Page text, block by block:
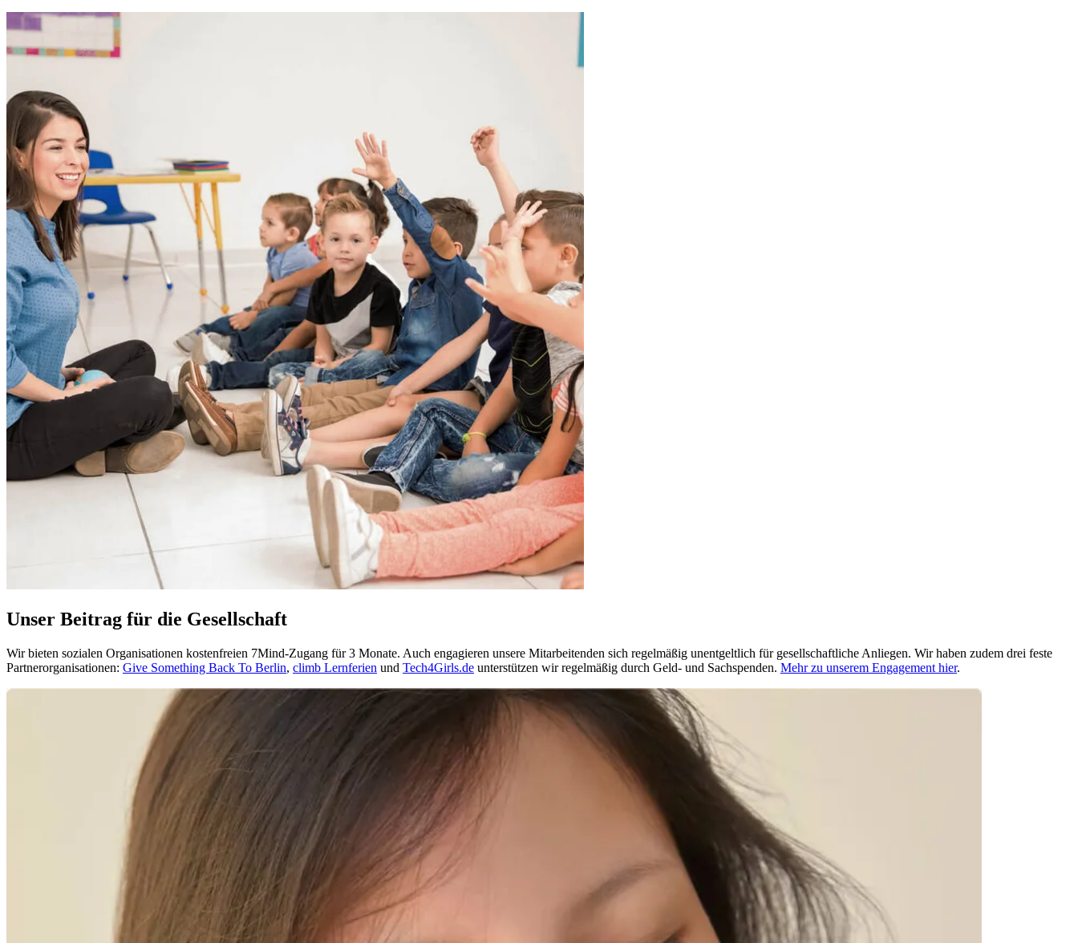
Unser Beitrag für die Gesellschaft
Wir bieten sozialen Organisationen kostenfreien 7Mind-Zugang für 3 Monate. Auch engagieren unsere Mitarbeitenden sich regelmäßig unentgeltlich für gesellschaftliche Anliegen. Wir haben zudem drei feste
Partnerorganisationen: Give Something Back To Berlin, climb Lernferien und Tech4Girls.de unterstützen wir regelmäßig durch Geld- und Sachspenden. Mehr zu unserem Engagement hier.